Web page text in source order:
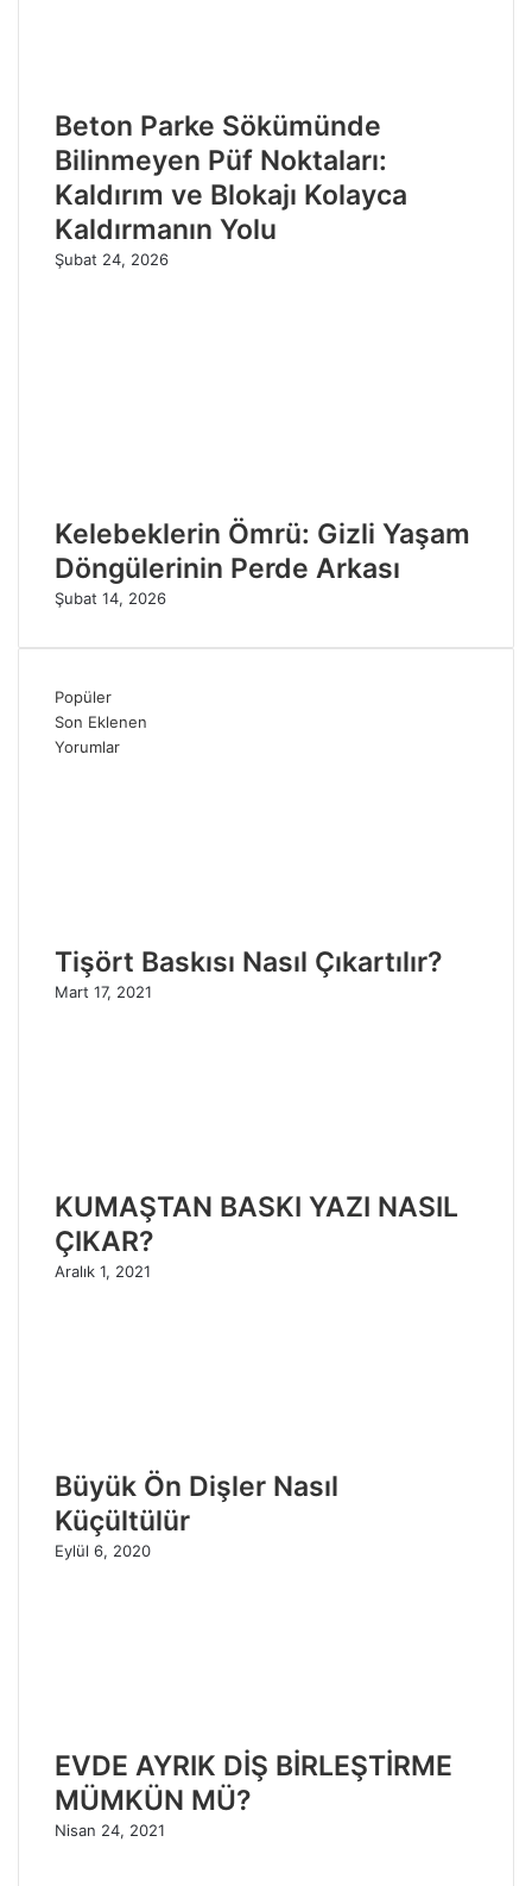
Beton Parke Sökümünde
Bilinmeyen Püf Noktaları:
Kaldırım ve Blokajı Kolayca
Kaldırmanın Yolu
Şubat 24, 2026
Kelebeklerin Ömrü: Gizli Yaşam
Döngülerinin Perde Arkası
Şubat 14, 2026
Popüler
Son Eklenen
Yorumlar
Tişört Baskısı Nasıl Çıkartılır?
Mart 17, 2021
KUMAŞTAN BASKI YAZI NASIL
ÇIKAR?
Aralık 1, 2021
Büyük Ön Dişler Nasıl
Küçültülür
Eylül 6, 2020
EVDE AYRIK DİŞ BİRLEŞTİRME
MÜMKÜN MÜ?
Nisan 24, 2021